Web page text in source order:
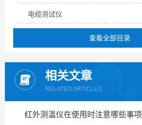
电缆测试仪
查看全部目录
相关文章
RELATED ARTICLES
红外测温仪在使用时注意哪些事项